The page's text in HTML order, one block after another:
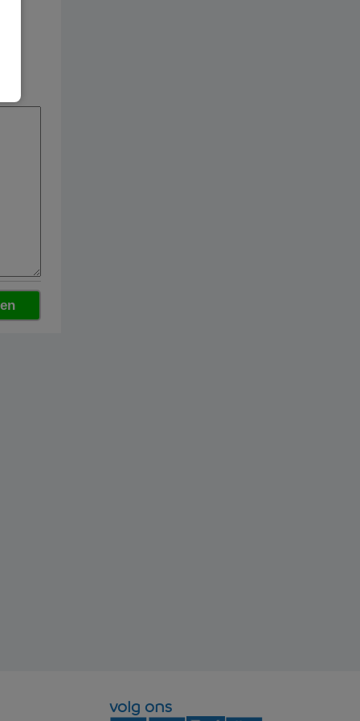
volg ons